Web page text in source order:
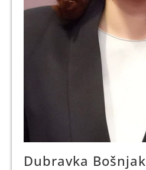
Dubravka Bošnjak